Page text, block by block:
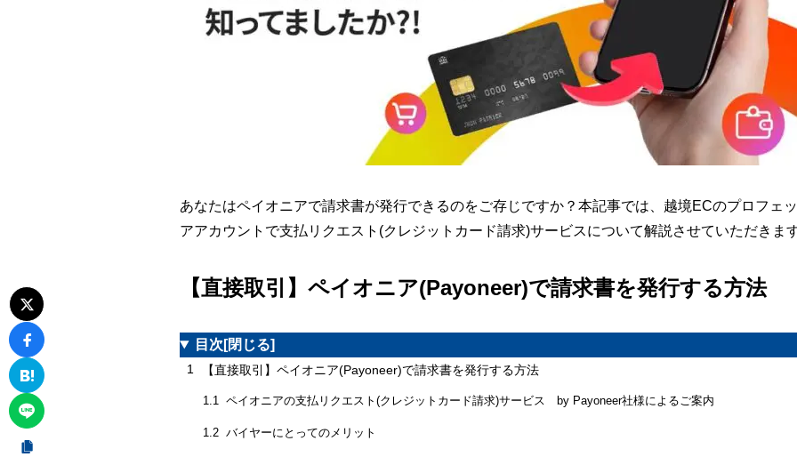
あなたはペイオニアで請求書が発行できるのをご存じですか？本記事では、越境ECのプロフェ
アアカウントで支払リクエスト(クレジットカード請求)サービスについて解説させていただきます
【直接取引】ペイオニア(Payoneer)で請求書を発行する方法
目次 [閉じる]
1 【直接取引】ペイオニア(Payoneer)で請求書を発行する方法
1.1 ペイオニアの支払リクエスト(クレジットカード請求)サービス by Payoneer社様によるご案内
1.2 バイヤーにとってのメリット